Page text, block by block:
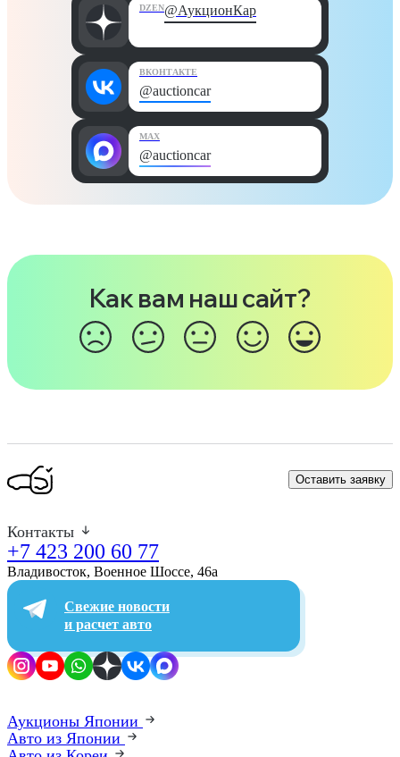
DZEN@АукционКар
ВКОНТАКТЕ
@auctioncar
MAX
@auctioncar
Как вам наш сайт?
Оставить заявку
Контакты
+7 423 200 60 77
Владивосток, Военное Шоссе, 46а​
Свежие новости
и расчет авто
Аукционы Японии
Авто из Японии